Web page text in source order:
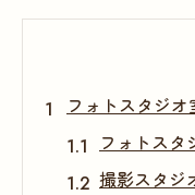
フォトスタジ
フォトスタ
撮影スタジ